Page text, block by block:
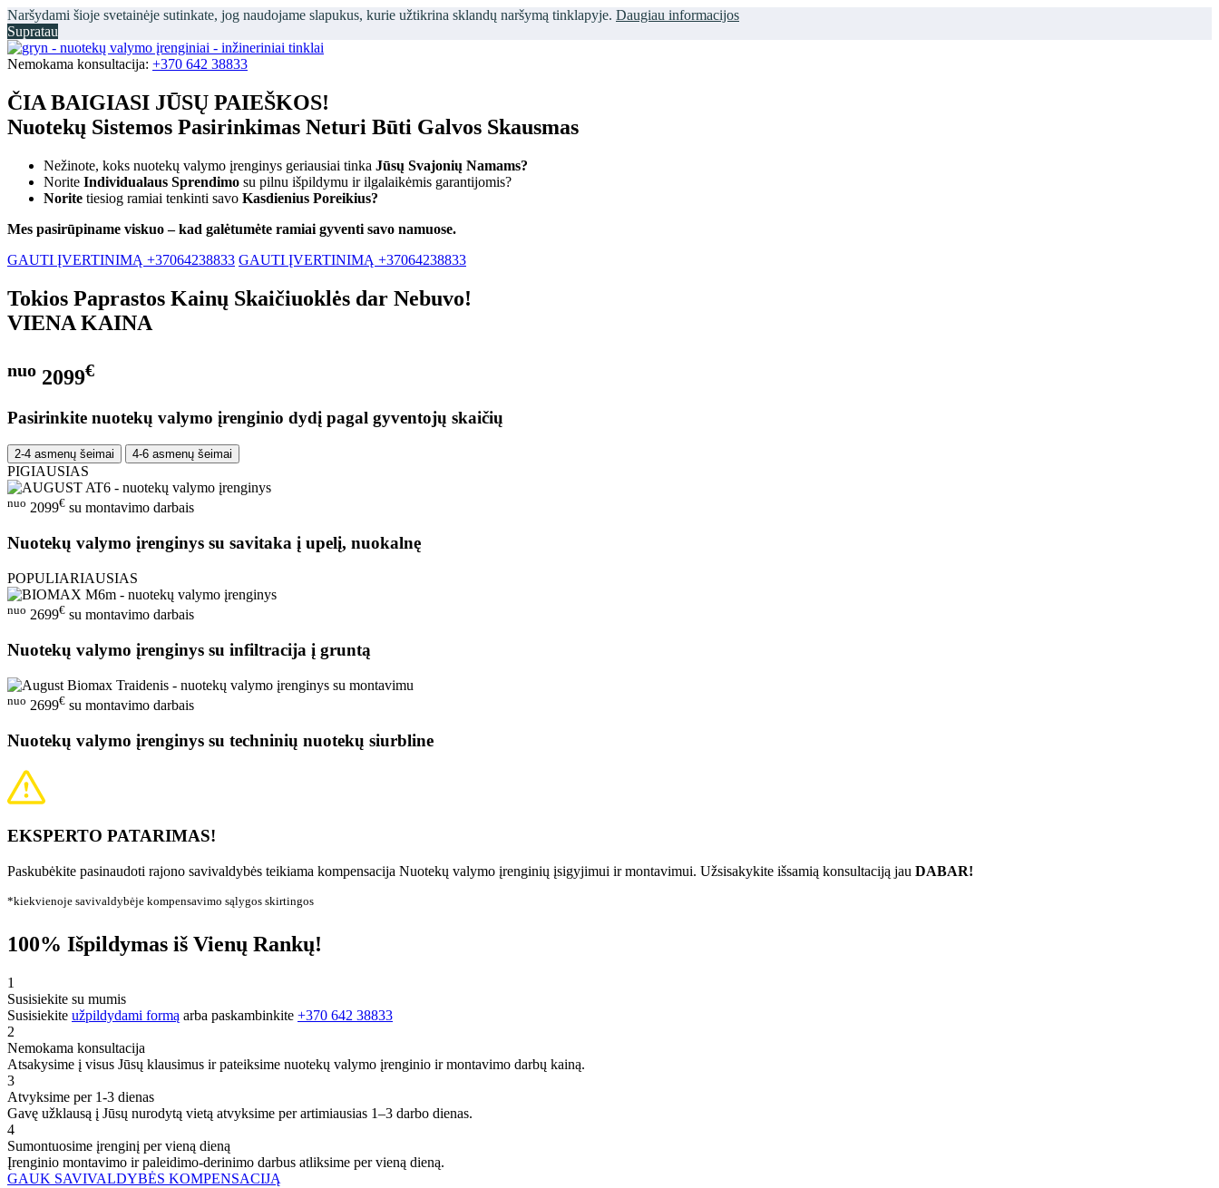
Naršydami šioje svetainėje sutinkate, jog naudojame slapukus, kurie užtikrina sklandų naršymą tinklapyje. Daugiau informacijos
Supratau
Nemokama konsultacija: +370 642 38833
ČIA BAIGIASI JŪSŲ PAIEŠKOS!
Nuotekų Sistemos Pasirinkimas Neturi Būti Galvos Skausmas
Nežinote, koks nuotekų valymo įrenginys geriausiai tinka Jūsų Svajonių Namams?
Norite Individualaus Sprendimo su pilnu išpildymu ir ilgalaikėmis garantijomis?
Norite tiesiog ramiai tenkinti savo Kasdienius Poreikius?
Mes pasirūpiname viskuo – kad galėtumėte ramiai gyventi savo namuose.
GAUTI ĮVERTINIMĄ +37064238833 GAUTI ĮVERTINIMĄ +37064238833
Tokios Paprastos Kainų Skaičiuoklės dar Nebuvo!
VIENA KAINA
nuo 2099€
Pasirinkite nuotekų valymo įrenginio dydį pagal gyventojų skaičių
2-4 asmenų šeimai 4-6 asmenų šeimai
PIGIAUSIAS
nuo 2099€ su montavimo darbais
Nuotekų valymo įrenginys su savitaka į upelį, nuokalnę
POPULIARIAUSIAS
nuo 2699€ su montavimo darbais
Nuotekų valymo įrenginys su infiltracija į gruntą
nuo 2699€ su montavimo darbais
Nuotekų valymo įrenginys su techninių nuotekų siurbline
EKSPERTO PATARIMAS!
Paskubėkite pasinaudoti rajono savivaldybės teikiama kompensacija Nuotekų valymo įrenginių įsigyjimui ir montavimui. Užsisakykite išsamią konsultaciją jau DABAR!
*kiekvienoje savivaldybėje kompensavimo sąlygos skirtingos
100% Išpildymas iš Vienų Rankų!
1
Susisiekite su mumis
Susisiekite užpildydami formą arba paskambinkite +370 642 38833
2
Nemokama konsultacija
Atsakysime į visus Jūsų klausimus ir pateiksime nuotekų valymo įrenginio ir montavimo darbų kainą.
3
Atvyksime per 1-3 dienas
Gavę užklausą į Jūsų nurodytą vietą atvyksime per artimiausias 1–3 darbo dienas.
4
Sumontuosime įrenginį per vieną dieną
Įrenginio montavimo ir paleidimo-derinimo darbus atliksime per vieną dieną.
GAUK SAVIVALDYBĖS KOMPENSACIJĄ